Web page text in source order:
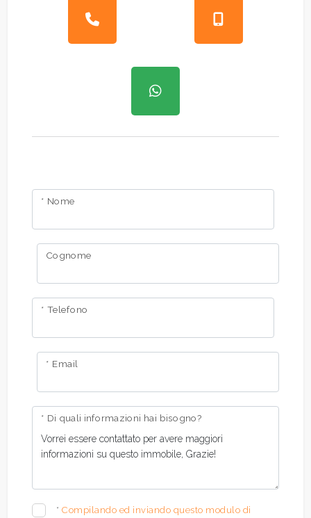
* Nome
Cognome
* Telefono
* Email
* Di quali informazioni hai bisogno?
*Compilando ed inviando questo modulo di